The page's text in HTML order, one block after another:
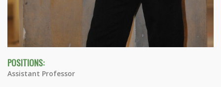
POSITIONS:
Assistant Professor